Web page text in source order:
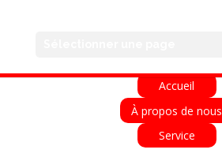
Accueil
À propos de nous
Service